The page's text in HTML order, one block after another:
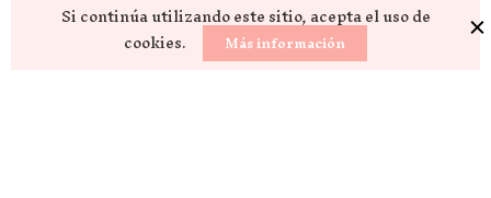
Si continúa utilizando este sitio, acepta el uso de
cookies. Más información